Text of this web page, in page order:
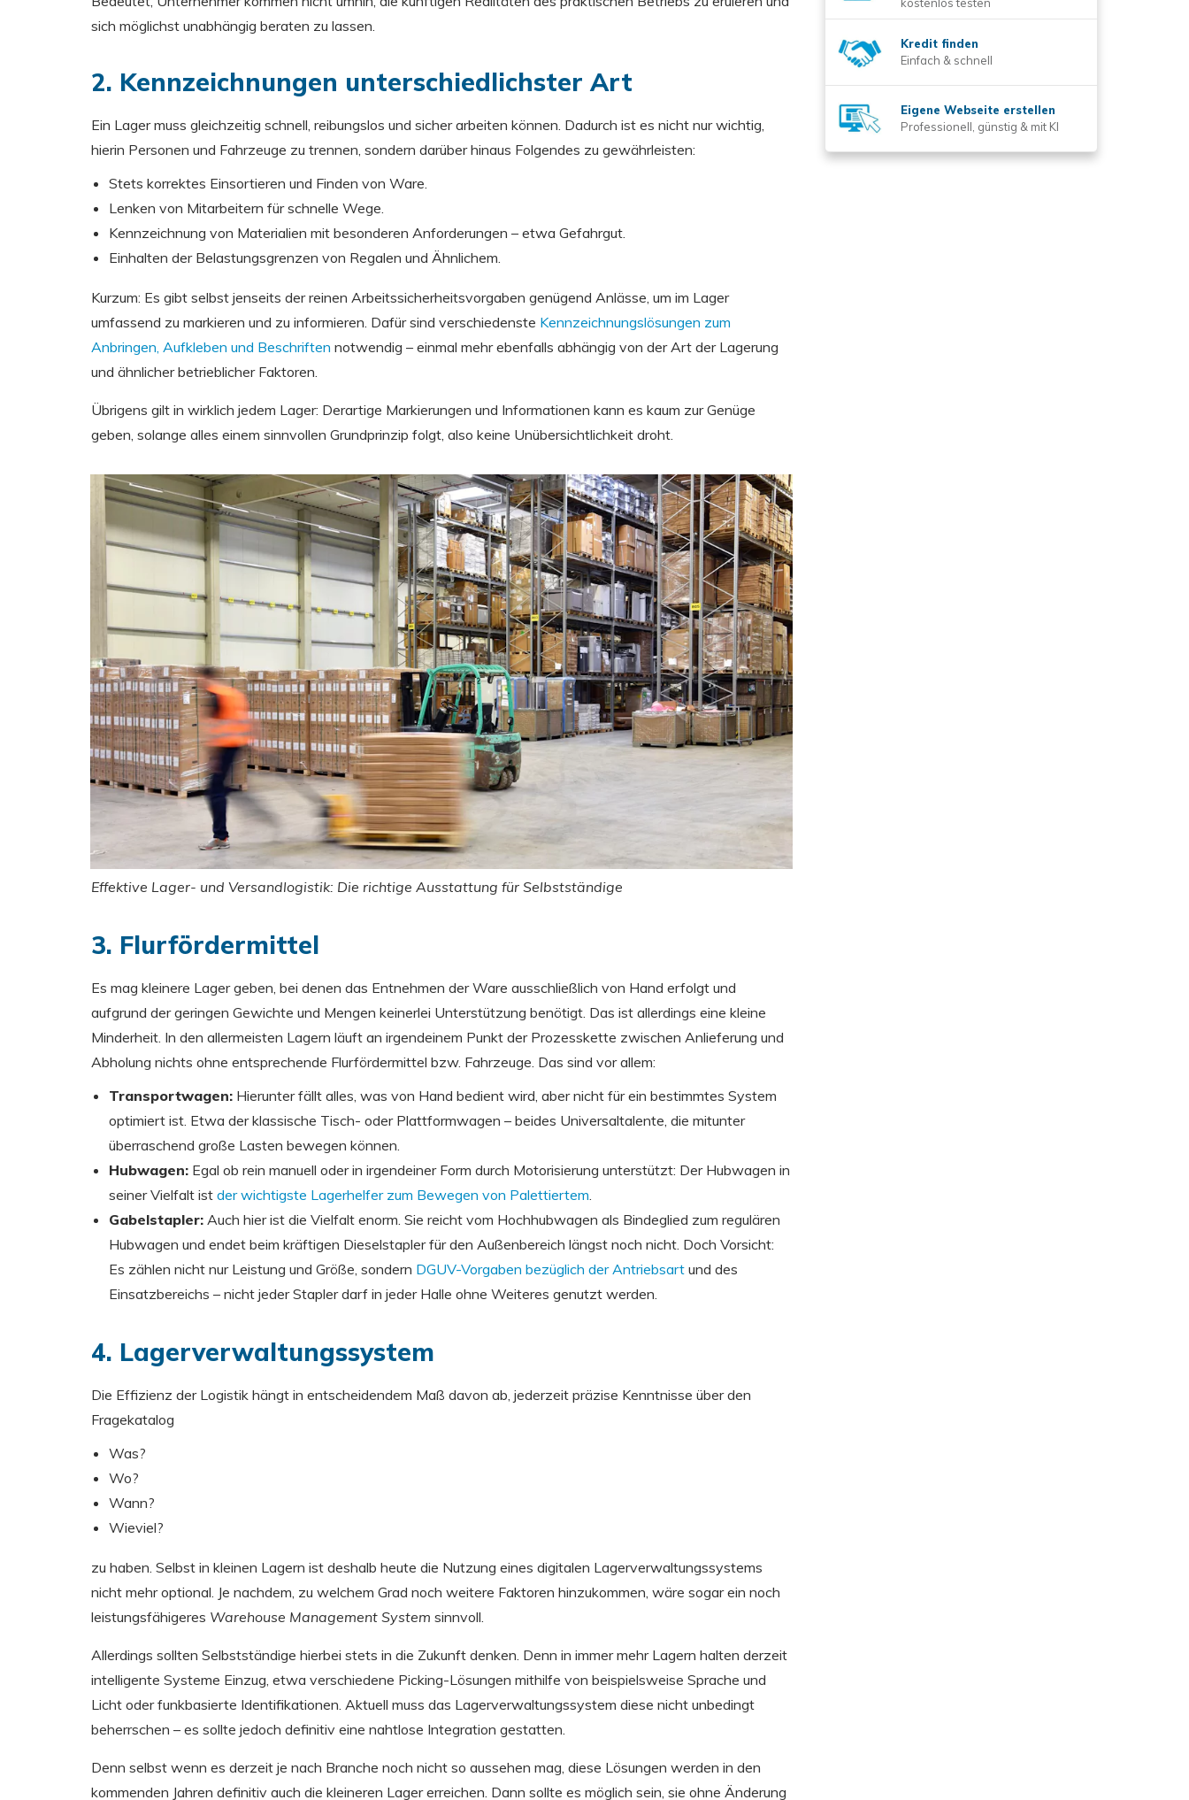
sich möglichst unabhängig beraten zu lassen.
2. Kennzeichnungen unterschiedlichster Art
Ein Lager muss gleichzeitig schnell, reibungslos und sicher arbeiten können. Dadurch ist es nicht nur wichtig,
hierin Personen und Fahrzeuge zu trennen, sondern darüber hinaus Folgendes zu gewährleisten:
Stets korrektes Einsortieren und Finden von Ware.
Lenken von Mitarbeitern für schnelle Wege.
Kennzeichnung von Materialien mit besonderen Anforderungen – etwa Gefahrgut.
Einhalten der Belastungsgrenzen von Regalen und Ähnlichem.
Kurzum: Es gibt selbst jenseits der reinen Arbeitssicherheitsvorgaben genügend Anlässe, um im Lager
umfassend zu markieren und zu informieren. Dafür sind verschiedenste Kennzeichnungslösungen zum
Anbringen, Aufkleben und Beschriften notwendig – einmal mehr ebenfalls abhängig von der Art der Lagerung
und ähnlicher betrieblicher Faktoren.
Übrigens gilt in wirklich jedem Lager: Derartige Markierungen und Informationen kann es kaum zur Genüge
geben, solange alles einem sinnvollen Grundprinzip folgt, also keine Unübersichtlichkeit droht.
Effektive Lager- und Versandlogistik: Die richtige Ausstattung für Selbstständige
3. Flurfördermittel
Es mag kleinere Lager geben, bei denen das Entnehmen der Ware ausschließlich von Hand erfolgt und
aufgrund der geringen Gewichte und Mengen keinerlei Unterstützung benötigt. Das ist allerdings eine kleine
Minderheit. In den allermeisten Lagern läuft an irgendeinem Punkt der Prozesskette zwischen Anlieferung und
Abholung nichts ohne entsprechende Flurfördermittel bzw. Fahrzeuge. Das sind vor allem:
Transportwagen: Hierunter fällt alles, was von Hand bedient wird, aber nicht für ein bestimmtes System
optimiert ist. Etwa der klassische Tisch- oder Plattformwagen – beides Universaltalente, die mitunter
überraschend große Lasten bewegen können.
Hubwagen: Egal ob rein manuell oder in irgendeiner Form durch Motorisierung unterstützt: Der Hubwagen in
seiner Vielfalt ist der wichtigste Lagerhelfer zum Bewegen von Palettiertem.
Gabelstapler: Auch hier ist die Vielfalt enorm. Sie reicht vom Hochhubwagen als Bindeglied zum regulären
Hubwagen und endet beim kräftigen Dieselstapler für den Außenbereich längst noch nicht. Doch Vorsicht:
Es zählen nicht nur Leistung und Größe, sondern DGUV-Vorgaben bezüglich der Antriebsart und des
Einsatzbereichs – nicht jeder Stapler darf in jeder Halle ohne Weiteres genutzt werden.
4. Lagerverwaltungssystem
Die Effizienz der Logistik hängt in entscheidendem Maß davon ab, jederzeit präzise Kenntnisse über den
Fragekatalog
Was?
Wo?
Wann?
Wieviel?
zu haben. Selbst in kleinen Lagern ist deshalb heute die Nutzung eines digitalen Lagerverwaltungssystems
nicht mehr optional. Je nachdem, zu welchem Grad noch weitere Faktoren hinzukommen, wäre sogar ein noch
leistungsfähigeres Warehouse Management System sinnvoll.
Allerdings sollten Selbstständige hierbei stets in die Zukunft denken. Denn in immer mehr Lagern halten derzeit
intelligente Systeme Einzug, etwa verschiedene Picking-Lösungen mithilfe von beispielsweise Sprache und
Licht oder funkbasierte Identifikationen. Aktuell muss das Lagerverwaltungssystem diese nicht unbedingt
beherrschen – es sollte jedoch definitiv eine nahtlose Integration gestatten.
Denn selbst wenn es derzeit je nach Branche noch nicht so aussehen mag, diese Lösungen werden in den
kommenden Jahren definitiv auch die kleineren Lager erreichen. Dann sollte es möglich sein, sie ohne Änderung
Kredit finden
Einfach & schnell
Eigene Webseite erstellen
Professionell, günstig & mit KI